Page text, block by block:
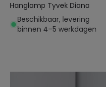
Hanglamp Tyvek Diana
Beschikbaar, levering
binnen 4–5 werkdagen